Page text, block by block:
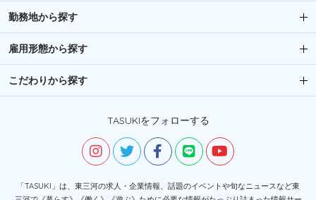
勤務地から探す
雇用形態から探す
こだわりから探す
TASUKIをフォローする
「TASUKI」は、東三河の求人・企業情報、話題のイベントや旬なニュースなど東